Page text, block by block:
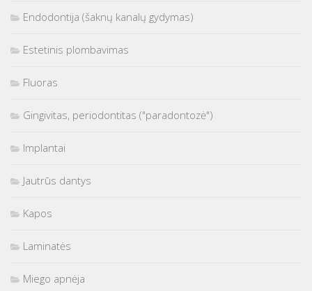
Endodontija (šaknų kanalų gydymas)
Estetinis plombavimas
Fluoras
Gingivitas, periodontitas ("paradontozė")
Implantai
Jautrūs dantys
Kapos
Laminatės
Miego apnėja